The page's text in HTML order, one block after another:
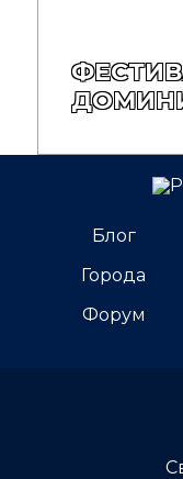
Блог
Города
Форум